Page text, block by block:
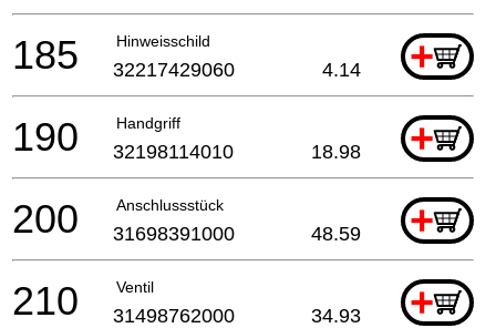
Hinweisschild +
185 32217429060 4.14
Handgriff +
190 32198114010 18.98
Anschlussstück +
200 31698391000 48.59
Ventil +
210 31498762000 34.93